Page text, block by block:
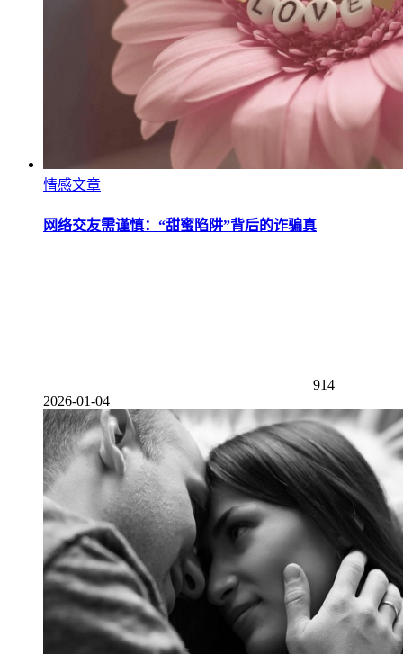
情感文章
网络交友需谨慎：“甜蜜陷阱”背后的诈骗真
914
2026-01-04